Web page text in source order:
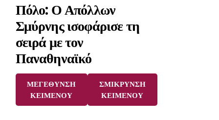
Πόλο: Ο Απόλλων
Σμύρνης ισοφάρισε τη
σειρά με τον
Παναθηναϊκό
ΜΕΓΕΘΥΝΣΗ
ΚΕΙΜΕΝΟΥ
ΣΜΙΚΡΥΝΣΗ
ΚΕΙΜΕΝΟΥ